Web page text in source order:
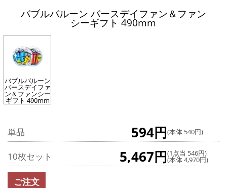
バブルバルーン バースデイファン＆ファン
シーギフト 490mm
バブルバルーン
バースデイファ
ン＆ファンシー
ギフト 490mm
単品 594円(本体 540円)
10枚セット 5,467円(1点当 546円)
(本体 4,970円)
ご注文